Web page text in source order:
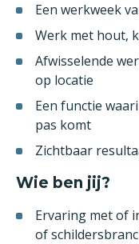
Een werkweek
Werk met hout,
Afwisselende
op locatie
Een functie
pas komt
Zichtbaar
Wie ben jij?
Ervaring met of
of